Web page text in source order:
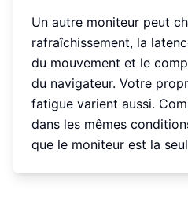
Un autre moniteur peut
rafraîchissement, la
du mouvement et le
du navigateur. Votre
fatigue varient aussi.
dans les mêmes
que le moniteur est la